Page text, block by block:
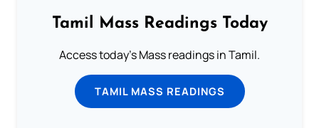
Tamil Mass Readings Today
Access today's Mass readings in Tamil.
TAMIL MASS READINGS